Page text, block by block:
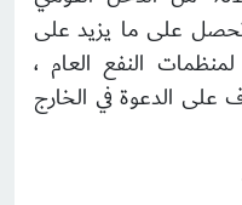
تحصل على ما يزيد على
النفع العام ،
على الدعوة في الخارج